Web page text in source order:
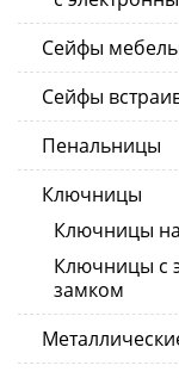
Сейфы
Сейфы
Пенальницы
Ключницы
Ключницы
Ключницы с
замком